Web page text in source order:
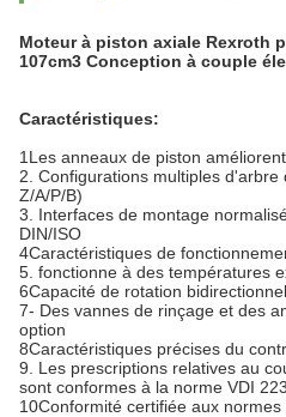
Moteur à piston axiale Rexroth
107cm3 Conception à couple
Caractéristiques:
1Les anneaux de piston
2. Configurations multiples
Z/A/P/B)
3. Interfaces de montage
DIN/ISO
4Caractéristiques de
5. fonctionne à des températures
6Capacité de rotation
7- Des vannes de rinçage et des
option
8Caractéristiques précises du
9. Les prescriptions relatives au
sont conformes à la norme VDI
10Conformité certifiée aux